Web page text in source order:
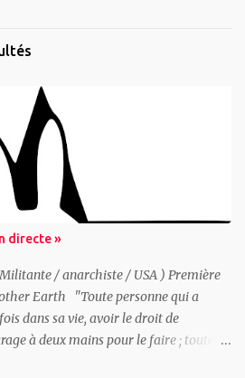
directe »
/ anarchiste / USA ) Première
Earth "Toute personne qui a
dans sa vie, avoir le droit de
à deux mains pour le faire ; toute